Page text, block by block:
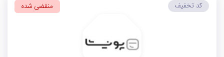
کد تخفیف منقضی شده